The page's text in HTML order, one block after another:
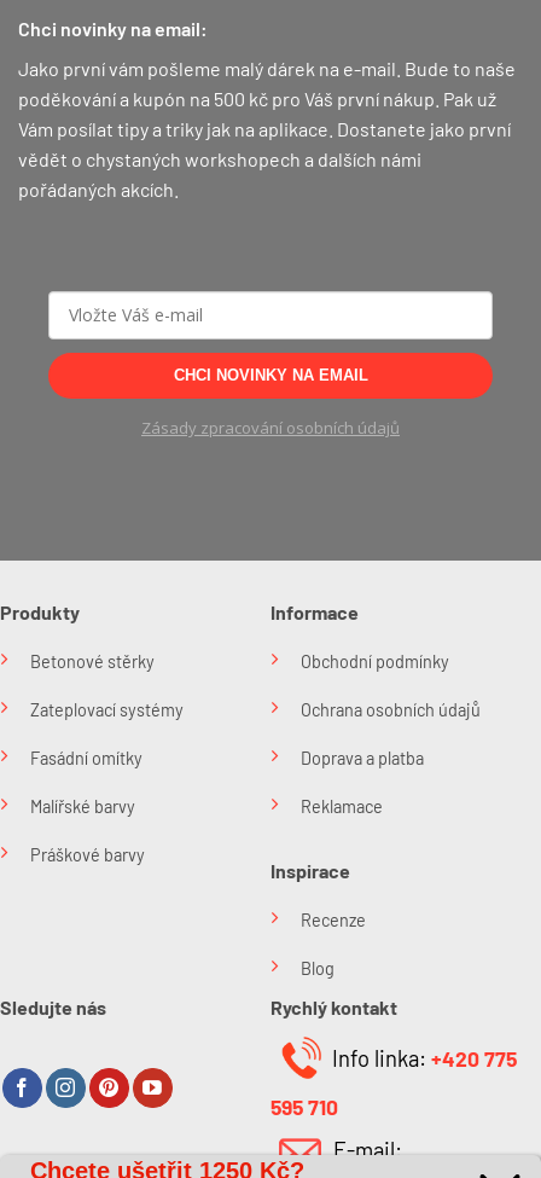
Chci novinky na email:
Jako první vám pošleme malý dárek na e-mail. Bude to naše
poděkování a kupón na 500 kč pro Váš první nákup. Pak už
Vám posílat tipy a triky jak na aplikace. Dostanete jako první
vědět o chystaných workshopech a dalších námi
pořádaných akcích.
CHCI NOVINKY NA EMAIL
Zásady zpracování osobních údajů
Produkty
Betonové stěrky
Zateplovací systémy
Fasádní omítky
Malířské barvy
Práškové barvy
Informace
Obchodní podmínky
Ochrana osobních údajů
Doprava a platba
Reklamace
Inspirace
Recenze
Blog
Sledujte nás Rychlý kontakt
Info linka: +420 775
595 710
E-mail:
Chcete ušetřit 1250 Kč?